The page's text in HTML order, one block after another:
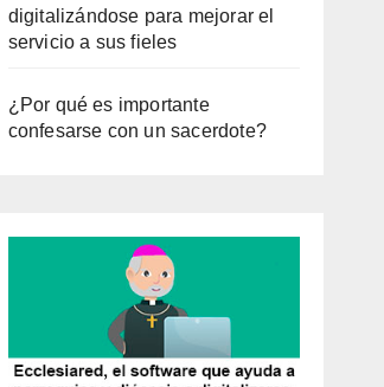
digitalizándose para mejorar el
servicio a sus fieles
¿Por qué es importante
confesarse con un sacerdote?